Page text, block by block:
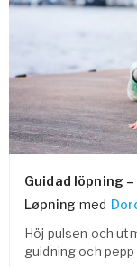
Guidad löpning
Løpning med
Höj pulsen och
guidning och